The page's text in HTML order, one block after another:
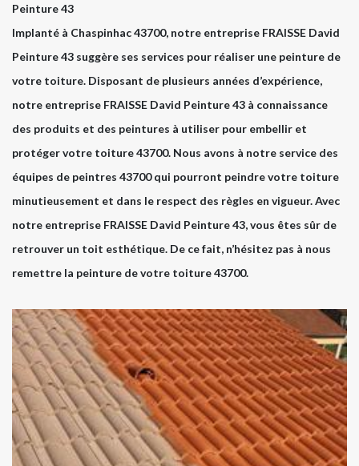
Peinture 43
Implanté à Chaspinhac 43700, notre entreprise FRAISSE David
Peinture 43 suggère ses services pour réaliser une peinture de
votre toiture. Disposant de plusieurs années d’expérience,
notre entreprise FRAISSE David Peinture 43 à connaissance
des produits et des peintures à utiliser pour embellir et
protéger votre toiture 43700. Nous avons à notre service des
équipes de peintres 43700 qui pourront peindre votre toiture
minutieusement et dans le respect des règles en vigueur. Avec
notre entreprise FRAISSE David Peinture 43, vous êtes sûr de
retrouver un toit esthétique. De ce fait, n’hésitez pas à nous
remettre la peinture de votre toiture 43700.